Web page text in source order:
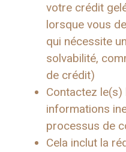
votre crédit
lorsque vous
qui nécessite
solvabilité,
de crédit)
Contactez
informations
processus de
Cela inclut la